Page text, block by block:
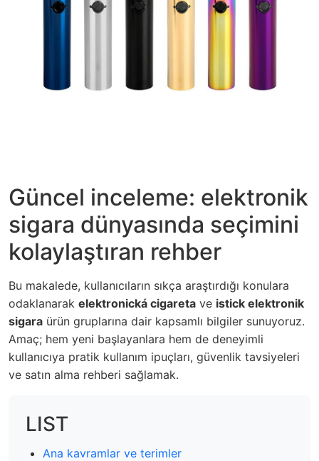
Güncel inceleme: elektronik
sigara dünyasında seçimini
kolaylaştıran rehber
Bu makalede, kullanıcıların sıkça araştırdığı konulara
odaklanarak elektronická cigareta ve istick elektronik
sigara ürün gruplarına dair kapsamlı bilgiler sunuyoruz.
Amaç; hem yeni başlayanlara hem de deneyimli
kullanıcıya pratik kullanım ipuçları, güvenlik tavsiyeleri
ve satın alma rehberi sağlamak.
LIST
Ana kavramlar ve terimler